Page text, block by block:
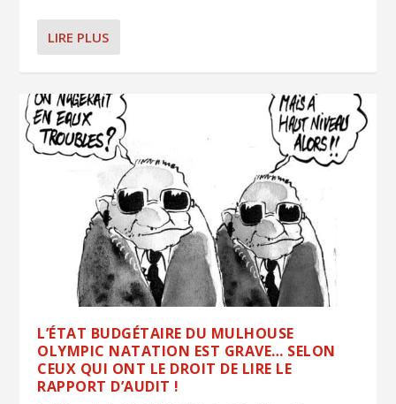
LIRE PLUS
L’ÉTAT BUDGÉTAIRE DU MULHOUSE
OLYMPIC NATATION EST GRAVE… SELON
CEUX QUI ONT LE DROIT DE LIRE LE
RAPPORT D’AUDIT !